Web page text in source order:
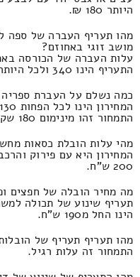
היותר 180 ₪.
מהו תעריף העברה של ספה
מושב זוגי באחוזם?
עלות העברה של הכורסה
התעריף הינו 340 ולכל היותר 190 שקל חדש.
כמה נשלם על העברת
התמחור זהו מינימום 180 שקל חדש.
מהי עלות הובלת כסאות
המחירון היא עם פירוק
200 ש"ח.
מה מחיר הובלה של חפצים
תעריף שינוע של תכולה
הינו החל מ190 ש"ח.
מהו תעריף תעריף של
התמחור זה עלות רגיל.